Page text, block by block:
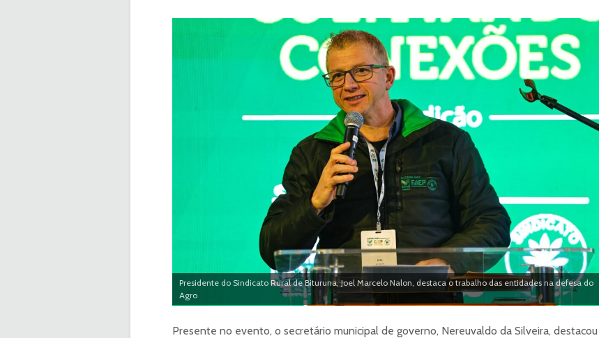
Presidente do Sindicato Rural de Bituruna, Joel Marcelo Nalon, destaca o trabalho das entidades na defesa do
Agro
Presente no evento, o secretário municipal de governo, Nereuvaldo da Silveira, destacou